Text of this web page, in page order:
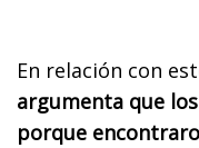
En relación con
argumenta que
porque